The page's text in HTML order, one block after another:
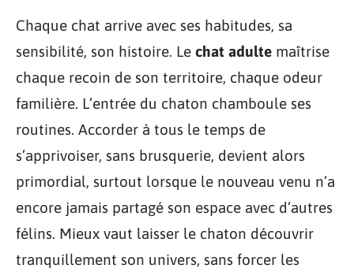
Chaque chat arrive avec ses habitudes, sa
sensibilité, son histoire. Le chat adulte maîtrise
chaque recoin de son territoire, chaque odeur
familière. L’entrée du chaton chamboule ses
routines. Accorder à tous le temps de
s’apprivoiser, sans brusquerie, devient alors
primordial, surtout lorsque le nouveau venu n’a
encore jamais partagé son espace avec d’autres
félins. Mieux vaut laisser le chaton découvrir
tranquillement son univers, sans forcer les